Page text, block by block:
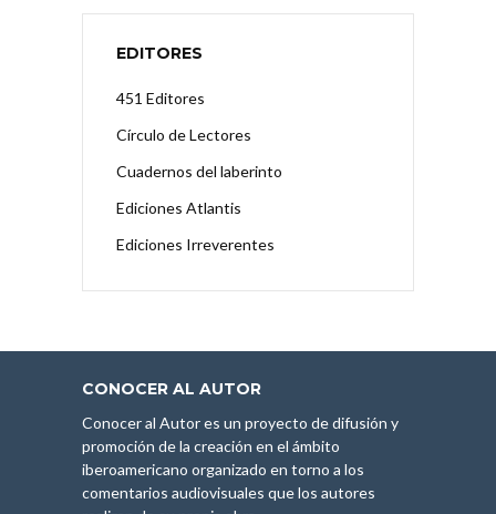
EDITORES
451 Editores
Círculo de Lectores
Cuadernos del laberinto
Ediciones Atlantis
Ediciones Irreverentes
CONOCER AL AUTOR
Conocer al Autor es un proyecto de difusión y
promoción de la creación en el ámbito
iberoamericano organizado en torno a los
comentarios audiovisuales que los autores